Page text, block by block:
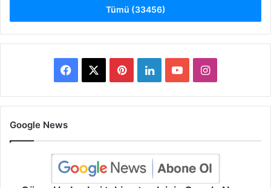
Tümü (33456)
Facebook PinterestLinkedInYouTubeInstagram
Google News